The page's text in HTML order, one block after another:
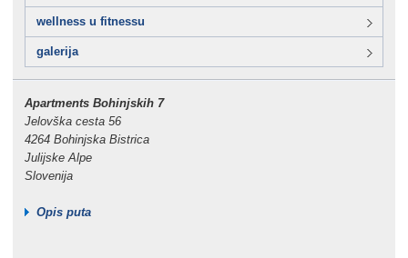
wellness u fitnessu
galerija
Apartments Bohinjskih 7
Jelovška cesta 56
4264 Bohinjska Bistrica
Julijske Alpe
Slovenija
Opis puta